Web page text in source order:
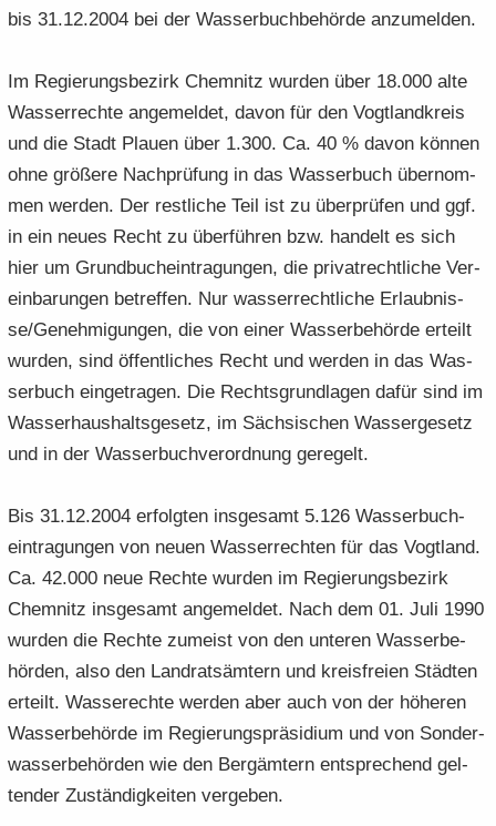
bis 31.12.2004 bei der Was­ser­buch­be­hör­de an­zu­mel­den.
Im Re­gie­rungs­be­zirk Chem­nitz wur­den über 18.000 alte
Was­ser­rech­te an­ge­mel­det, davon für den Vogt­land­kreis
und die Stadt Plau­en über 1.300. Ca. 40 % davon kön­nen
ohne grö­ße­re Nach­prü­fung in das Was­ser­buch über­nom­
men wer­den. Der rest­li­che Teil ist zu über­prü­fen und ggf.
in ein neues Recht zu über­füh­ren bzw. han­delt es sich
hier um Grund­buch­ein­tra­gun­gen, die pri­vat­recht­li­che Ver­
ein­ba­run­gen be­tref­fen. Nur was­ser­recht­li­che Er­laub­nis­
se/Ge­neh­mi­gun­gen, die von einer Was­ser­be­hör­de er­teilt
wur­den, sind öf­fent­li­ches Recht und wer­den in das Was­
ser­buch ein­ge­tra­gen. Die Rechts­grund­la­gen dafür sind im
Was­ser­haus­halts­ge­setz, im Säch­si­schen Was­ser­ge­setz
und in der Was­ser­buch­ver­ord­nung ge­re­gelt.
Bis 31.12.2004 er­folg­ten ins­ge­samt 5.126 Was­ser­buch­
ein­tra­gun­gen von neuen Was­ser­rech­ten für das Vogt­land.
Ca. 42.000 neue Rech­te wur­den im Re­gie­rungs­be­zirk
Chem­nitz ins­ge­samt an­ge­mel­det. Nach dem 01. Juli 1990
wur­den die Rech­te zu­meist von den un­te­ren Was­ser­be­
hör­den, also den Land­rats­äm­tern und kreis­frei­en Städ­ten
er­teilt. Was­serech­te wer­den aber auch von der hö­he­ren
Was­ser­be­hör­de im Re­gie­rungs­prä­si­di­um und von Son­der­
was­ser­be­hör­den wie den Berg­äm­tern ent­spre­chend gel­
ten­der Zu­stän­dig­kei­ten ver­ge­ben.